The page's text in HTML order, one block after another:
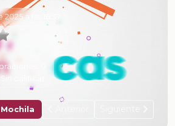
a las 16:37
Sin calificar